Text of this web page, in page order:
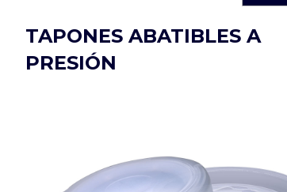
TAPONES ABATIBLES A
PRESIÓN